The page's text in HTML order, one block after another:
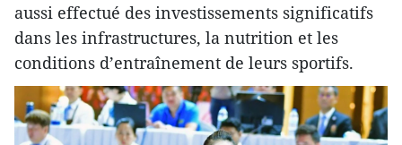
aussi effectué des investissements significatifs
dans les infrastructures, la nutrition et les
conditions d’entraînement de leurs sportifs.